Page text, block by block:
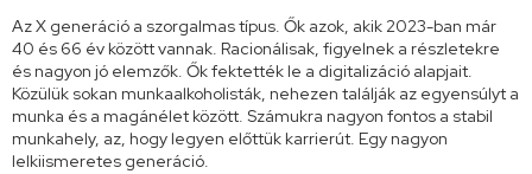
Az X generáció a szorgalmas típus. Ők azok, akik 2023-ban már
40 és 66 év között vannak. Racionálisak, figyelnek a részletekre
és nagyon jó elemzők. Ők fektették le a digitalizáció alapjait.
Közülük sokan munkaalkoholisták, nehezen találják az egyensúlyt a
munka és a magánélet között. Számukra nagyon fontos a stabil
munkahely, az, hogy legyen előttük karrierút. Egy nagyon
lelkiismeretes generáció.